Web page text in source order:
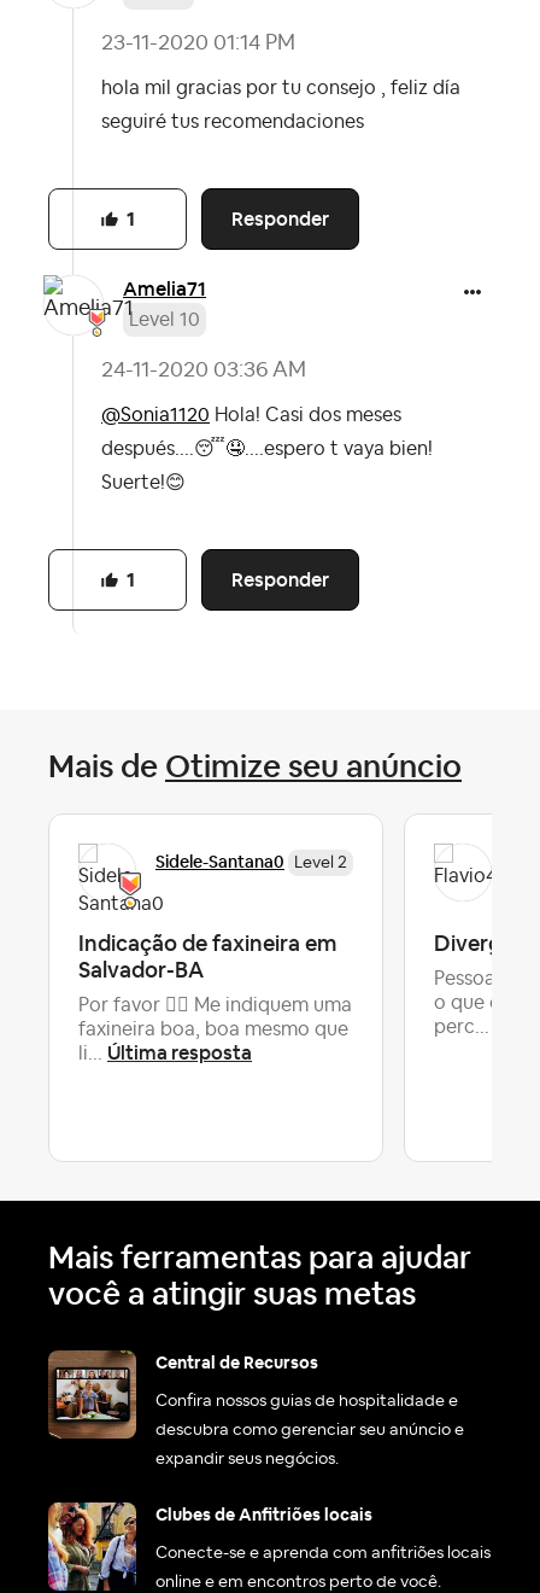
‎23-11-2020 01:14 PM
hola mil gracias por tu consejo , feliz día
seguiré tus recomendaciones
Responder
1
Amelia71
Level 10
‎24-11-2020 03:36 AM
@Sonia1120 Hola! Casi dos meses
después.... 😴 🤤 ....espero t vaya bien!
Suerte!😊
Responder
1
Mais de Otimize seu anúncio
Sidele-Santana0 Level 2
Indicação de faxineira em
Salvador-BA
Por favor  Me indiquem uma
faxineira boa, boa mesmo que
li... Última resposta
Pessoal
o que devo
perc...
Mais ferramentas para ajudar
você a atingir suas metas
Central de Recursos
Confira nossos guias de hospitalidade e
descubra como gerenciar seu anúncio e
expandir seus negócios.
Clubes de Anfitriões locais
Conecte-se e aprenda com anfitriões locais
online e em encontros perto de você.